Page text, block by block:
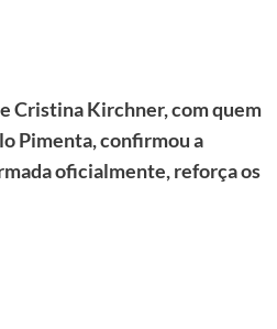
Cristina Kirchner, com quem
Pimenta, confirmou a
oficialmente, reforça os